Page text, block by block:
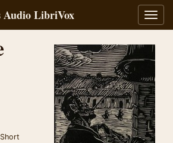
la
Audio LibriVox
Short